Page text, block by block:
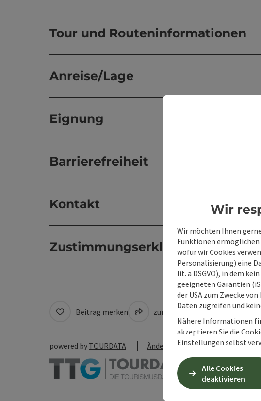
Tour und Routeninformationen
Anreise/Lage
Eignung
Barrierefreiheit
Kontakt
Zustimmungserklärung
Beitrag merken zum Merkzettel
powered by TOURDATA Änderung vorschlagen
Wir
Wir möchten Ihnen
Funktionen ermöglichen
wofür wir Cookies
Personalisierung) eine
lit. a DSGVO), in dem
geeigneten Garantien
der USA zum Zwecke
Daten zugreifen und
Nähere Informationen
akzeptieren Sie die
Einstellungen selbst
Alle Cookies
deaktivieren